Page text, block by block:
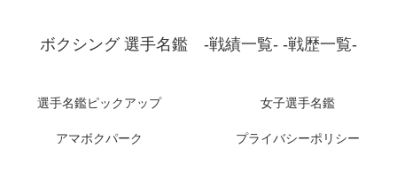
ボクシング 選手名鑑 -戦績一覧- -戦歴一覧-
選手名鑑ピックアップ 女子選手名鑑
アマボクパーク プライバシーポリシー